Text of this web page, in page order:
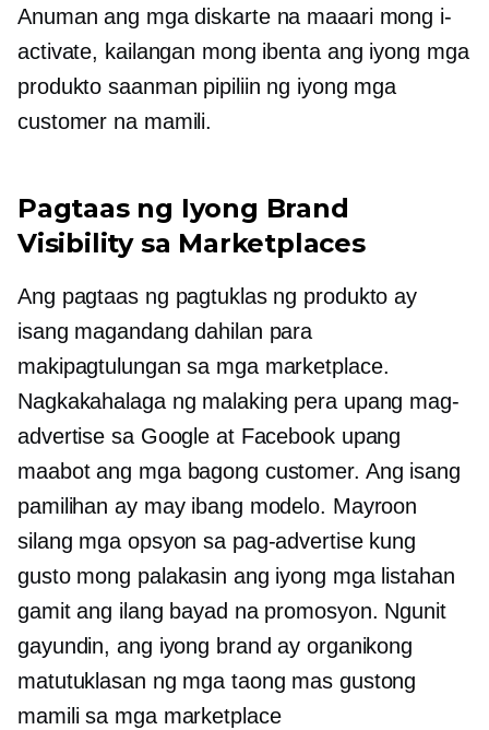
Anuman ang mga diskarte na maaari mong i-
activate, kailangan mong ibenta ang iyong mga
produkto saanman pipiliin ng iyong mga
customer na mamili.
Pagtaas ng Iyong Brand
Visibility sa Marketplaces
Ang pagtaas ng pagtuklas ng produkto ay
isang magandang dahilan para
makipagtulungan sa mga marketplace.
Nagkakahalaga ng malaking pera upang mag-
advertise sa Google at Facebook upang
maabot ang mga bagong customer. Ang isang
pamilihan ay may ibang modelo. Mayroon
silang mga opsyon sa pag-advertise kung
gusto mong palakasin ang iyong mga listahan
gamit ang ilang bayad na promosyon. Ngunit
gayundin, ang iyong brand ay organikong
matutuklasan ng mga taong mas gustong
mamili sa mga marketplace